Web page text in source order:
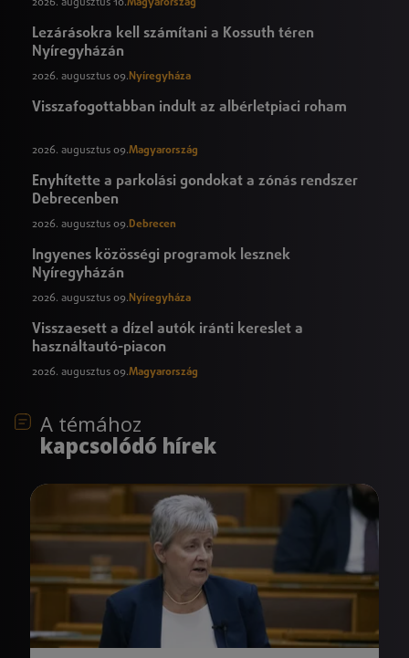
2026. augusztus 10.Magyarország
Lezárásokra kell számítani a Kossuth téren
Nyíregyházán
2026. augusztus 09. Nyíregyháza
Visszafogottabban indult az albérletpiaci roham
2026. augusztus 09.Magyarország
Enyhítette a parkolási gondokat a zónás rendszer
Debrecenben
2026. augusztus 09.Debrecen
Ingyenes közösségi programok lesznek
Nyíregyházán
2026. augusztus 09. Nyíregyháza
Visszaesett a dízel autók iránti kereslet a
használtautó-piacon
2026. augusztus 09.Magyarország
A témához
kapcsolódó hírek